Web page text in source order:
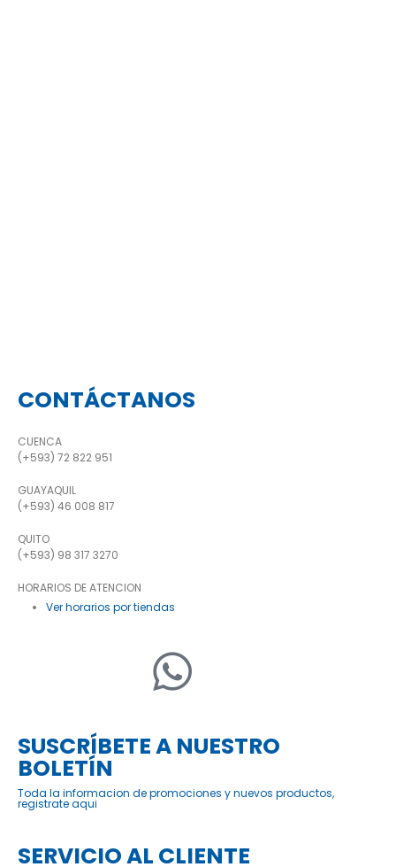
CONTÁCTANOS
CUENCA
(+593) 72 822 951
GUAYAQUIL
(+593) 46 008 817
QUITO
(+593) 98 317 3270
HORARIOS DE ATENCION
Ver horarios por tiendas
SUSCRÍBETE A NUESTRO
BOLETÍN
Toda la informacion de promociones y nuevos productos,
registrate aqui
SERVICIO AL CLIENTE